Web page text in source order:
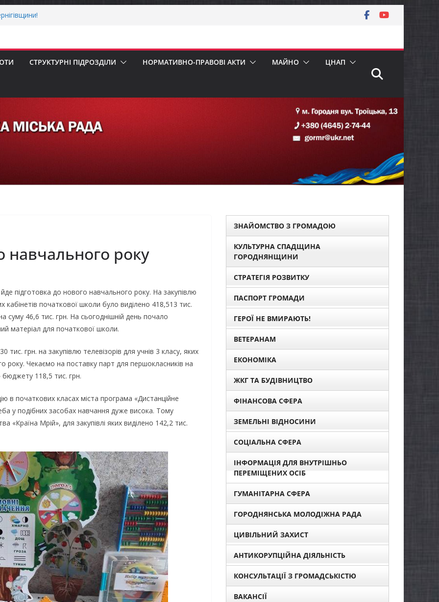
Ради України з прав людини
щодо реалізації права осіб з
першокласників уже можуть оформити
погода випробовує жителів громади
СТРУКТУРНІ ПІДРОЗДІЛИ НОРМАТИВНО-ПРАВОВІ АКТИ МАЙНО ЦНАП
навчального року
підготовка до нового навчального року. На закупівлю
початкової школи було виділено 418,513 тис.
суму 46,6 тис. грн. На сьогоднішній день почало
матеріал для початкової школи.
тис. грн. на закупівлю телевізорів для учнів 3 класу, яких
року. Чекаємо на поставку парт для першокласників на
бюджету 118,5 тис. грн.
в початкових класах міста програма «Дистанційне
у подібних засобах навчання дуже висока. Тому
«Країна Мрій», для закупівлі яких виділено 142,2 тис.
ЗНАЙОМСТВО З ГРОМАДОЮ
КУЛЬТУРНА СПАДЩИНА
ГОРОДНЯНЩИНИ
СТРАТЕГІЯ РОЗВИТКУ
ПАСПОРТ ГРОМАДИ
ГЕРОЇ НЕ ВМИРАЮТЬ!
ВЕТЕРАНАМ
ЕКОНОМІКА
ЖКГ ТА БУДІВНИЦТВО
ФІНАНСОВА СФЕРА
ЗЕМЕЛЬНІ ВІДНОСИНИ
СОЦІАЛЬНА СФЕРА
ІНФОРМАЦІЯ ДЛЯ ВНУТРІШНЬО
ПЕРЕМІЩЕНИХ ОСІБ
ГУМАНІТАРНА СФЕРА
ГОРОДНЯНСЬКА МОЛОДІЖНА РАДА
ЦИВІЛЬНИЙ ЗАХИСТ
АНТИКОРУПЦІЙНА ДІЯЛЬНІСТЬ
КОНСУЛЬТАЦІЇ З ГРОМАДСЬКІСТЮ
ВАКАНСІЇ